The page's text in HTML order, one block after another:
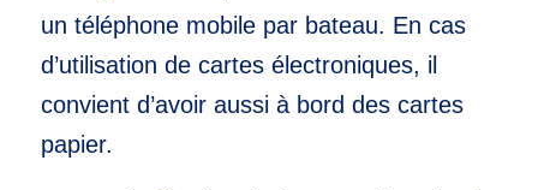
un téléphone mobile par bateau. En cas
d’utilisation de cartes électroniques, il
convient d’avoir aussi à bord des cartes
papier.